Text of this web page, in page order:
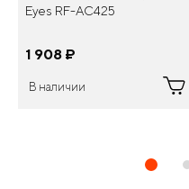
Eyes RF-AC425
1 908 ¤
В наличии